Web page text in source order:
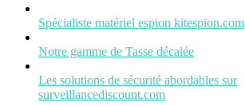
Spécialiste matériel espion kitespion.com
Notre gamme de Tasse décalée
Les solutions de sécurité abordables sur
surveillancediscount.com